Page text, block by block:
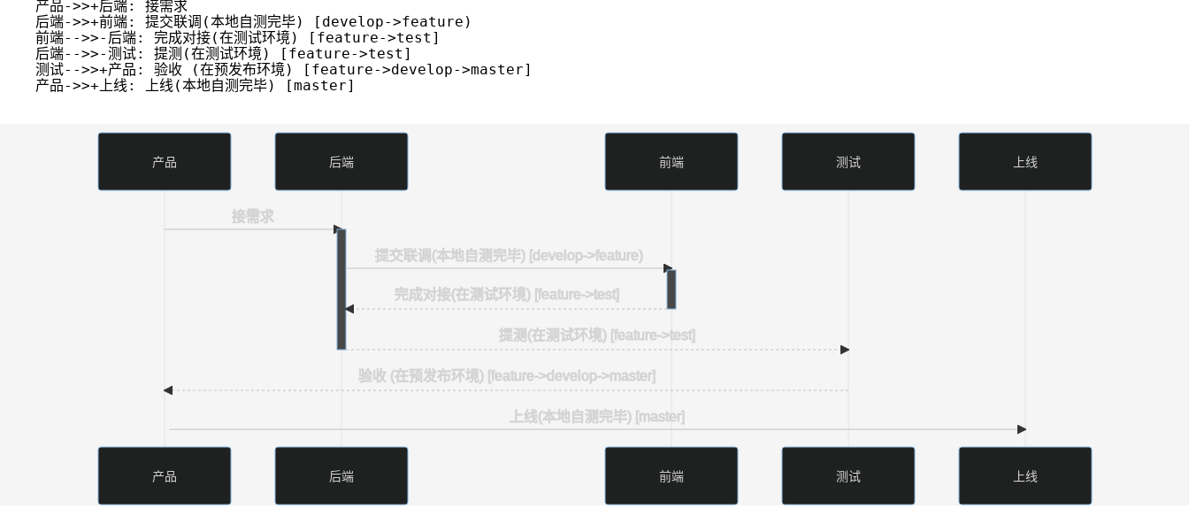
    产品->>+后端: 接需求
    后端->>+前端: 提交联调(本地自测完毕) [develop->feature)
    前端-->>-后端: 完成对接(在测试环境) [feature->test]
    后端-->>-测试: 提测(在测试环境) [feature->test]
    测试-->>+产品: 验收 (在预发布环境) [feature->develop->master]
    产品->>+上线: 上线(本地自测完毕) [master]
产品 后端 前端 测试 上线
接需求
提交联调(本地自测完毕) [develop->feature)
完成对接(在测试环境) [feature->test]
提测(在测试环境) [feature->test]
验收 (在预发布环境) [feature->develop->master]
上线(本地自测完毕) [master]
产品 后端 前端 测试 上线